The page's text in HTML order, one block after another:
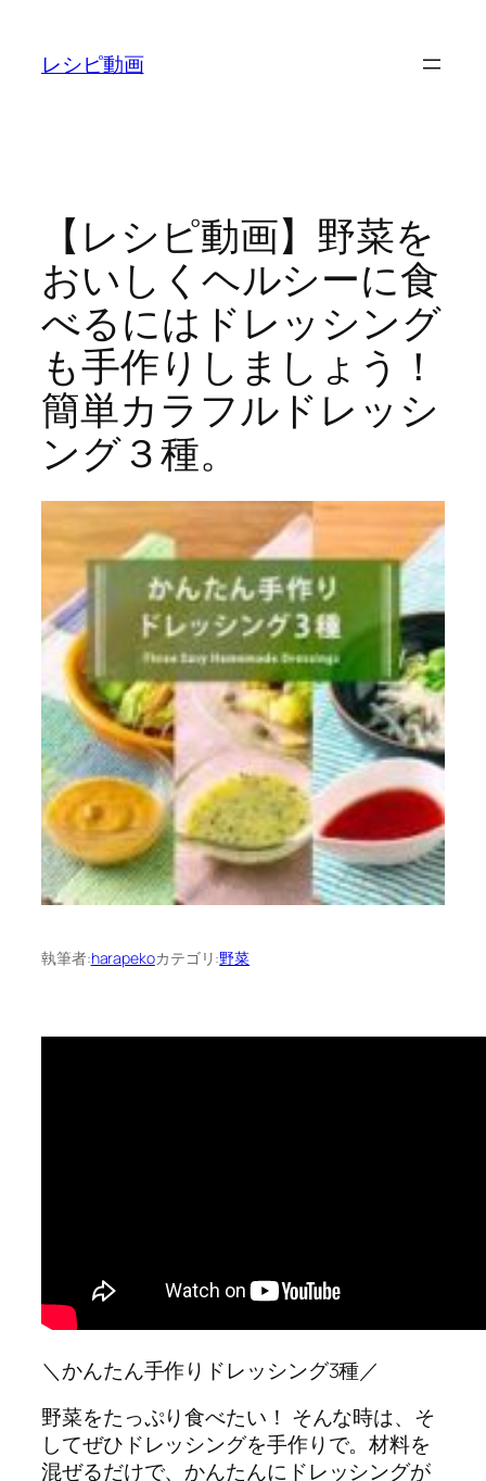
レシピ動画
【レシピ動画】野菜を
おいしくヘルシーに食
べるにはドレッシング
も手作りしましょう！
簡単カラフルドレッシ
ング３種。
執筆者:harapekoカテゴリ:野菜
＼かんたん手作りドレッシング3種／
野菜をたっぷり食べたい！ そんな時は、そ
してぜひドレッシングを手作りで。材料を
混ぜるだけで、かんたんにドレッシングが